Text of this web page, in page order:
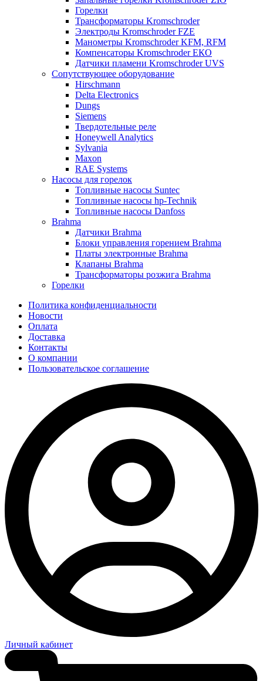
Горелки
Трансформаторы Kromschroder
Электроды Kromschroder FZE
Манометры Kromschroder KFM, RFM
Компенсаторы Kromschroder ЕКО
Датчики пламени Kromschroder UVS
Сопутствующее оборудование
Hirschmann
Delta Electronics
Dungs
Siemens
Твердотельные реле
Honeywell Analytics
Sylvania
Maxon
RAE Systems
Насосы для горелок
Топливные насосы Suntec
Топливные насосы hp-Technik
Топливные насосы Danfoss
Brahma
Датчики Brahma
Блоки управления горением Brahma
Платы электронные Brahma
Клапаны Brahma
Трансформаторы розжига Brahma
Горелки
Политика конфиденциальности
Новости
Оплата
Доставка
Контакты
О компании
Пользовательское соглашение
Личный кабинет